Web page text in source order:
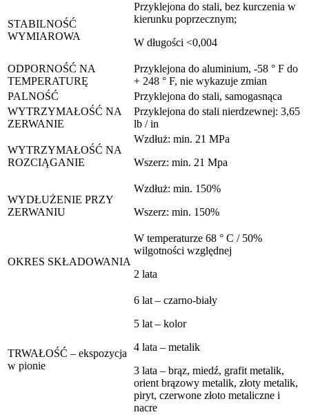
STABILNOŚĆ
WYMIAROWA
Przyklejona do stali, bez kurczenia w
kierunku poprzecznym;
W długości <0,004
ODPORNOŚĆ NA
TEMPERATURĘ
Przyklejona do aluminium, -58 ° F do
+ 248 ° F, nie wykazuje zmian
PALNOŚĆ
Przyklejona do stali, samogasnąca
WYTRZYMAŁOŚĆ NA
ZERWANIE
Przyklejona do stali nierdzewnej: 3,65
lb / in
WYTRZYMAŁOŚĆ NA
ROZCIĄGANIE
Wzdłuż: min. 21 MPa
Wszerz: min. 21 Mpa
WYDŁUŻENIE PRZY
ZERWANIU
Wzdłuż: min. 150%
Wszerz: min. 150%
OKRES SKŁADOWANIA
W temperaturze 68 ° C / 50%
wilgotności względnej
2 lata
TRWAŁOŚĆ – ekspozycja
w pionie
6 lat – czarno-biały
5 lat – kolor
4 lata – metalik
3 lata – brąz, miedź, grafit metalik,
orient brązowy metalik, złoty metalik,
piryt, czerwone złoto metaliczne i
nacre